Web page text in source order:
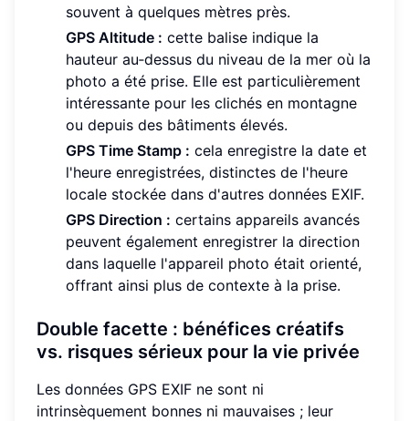
souvent à quelques mètres près.
GPS Altitude : cette balise indique la
hauteur au‑dessus du niveau de la mer où la
photo a été prise. Elle est particulièrement
intéressante pour les clichés en montagne
ou depuis des bâtiments élevés.
GPS Time Stamp : cela enregistre la date et
l'heure enregistrées, distinctes de l'heure
locale stockée dans d'autres données EXIF.
GPS Direction : certains appareils avancés
peuvent également enregistrer la direction
dans laquelle l'appareil photo était orienté,
offrant ainsi plus de contexte à la prise.
Double facette : bénéfices créatifs
vs. risques sérieux pour la vie privée
Les données GPS EXIF ne sont ni
intrinsèquement bonnes ni mauvaises ; leur